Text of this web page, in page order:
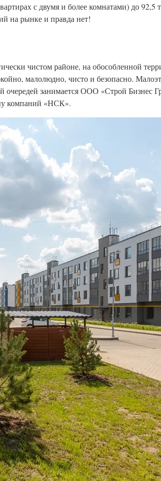
с двумя и более комнатами) до
на рынке и правда нет!
чистом районе, на обособленной
малолюдно, чисто и безопасно.
очередей занимается ООО «Строй
компаний «НСК».